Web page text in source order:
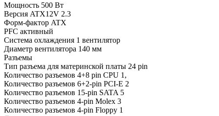
Мощность 500 Вт
Версия ATX12V 2.3
Форм-фактор ATX
PFC активный
Система охлаждения 1 вентилятор
Диаметр вентилятора 140 мм
Разъемы
Тип разъема для материнской платы 24 pin
Количество разъемов 4+8 pin CPU 1,
Количество разъемов 6+2-pin PCI-E 2
Количество разъемов 15-pin SATA 5
Количество разъемов 4-pin Molex 3
Количество разъемов 4-pin Floppy 1